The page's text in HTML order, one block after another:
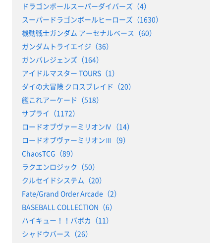
ドラゴンボールスーパーダイバーズ（4）
スーパードラゴンボールヒーローズ（1630）
機動戦士ガンダム アーセナルベース（60）
ガンダムトライエイジ（36）
ガンバレジェンズ（164）
アイドルマスター TOURS（1）
ダイの大冒険 クロスブレイド（20）
艦これアーケード（518）
サプライ（1172）
ロードオブヴァーミリオンⅣ（14）
ロードオブヴァーミリオンⅢ（9）
ChaosTCG（89）
ラクエンロジック（50）
クルセイドシステム（20）
Fate/Grand Order Arcade（2）
BASEBALL COLLECTION（6）
ハイキュー！！バボカ（11）
シャドウバース（26）